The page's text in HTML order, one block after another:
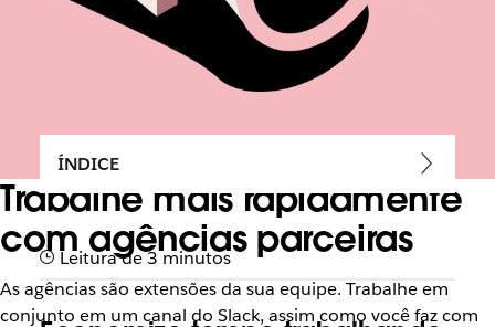
Trabalhe mais rapidamente
com agências parceiras
As agências são extensões da sua equipe. Trabalhe em
conjunto em um canal do Slack, assim como você faz com
ÍNDICE
Leitura de 3 minutos